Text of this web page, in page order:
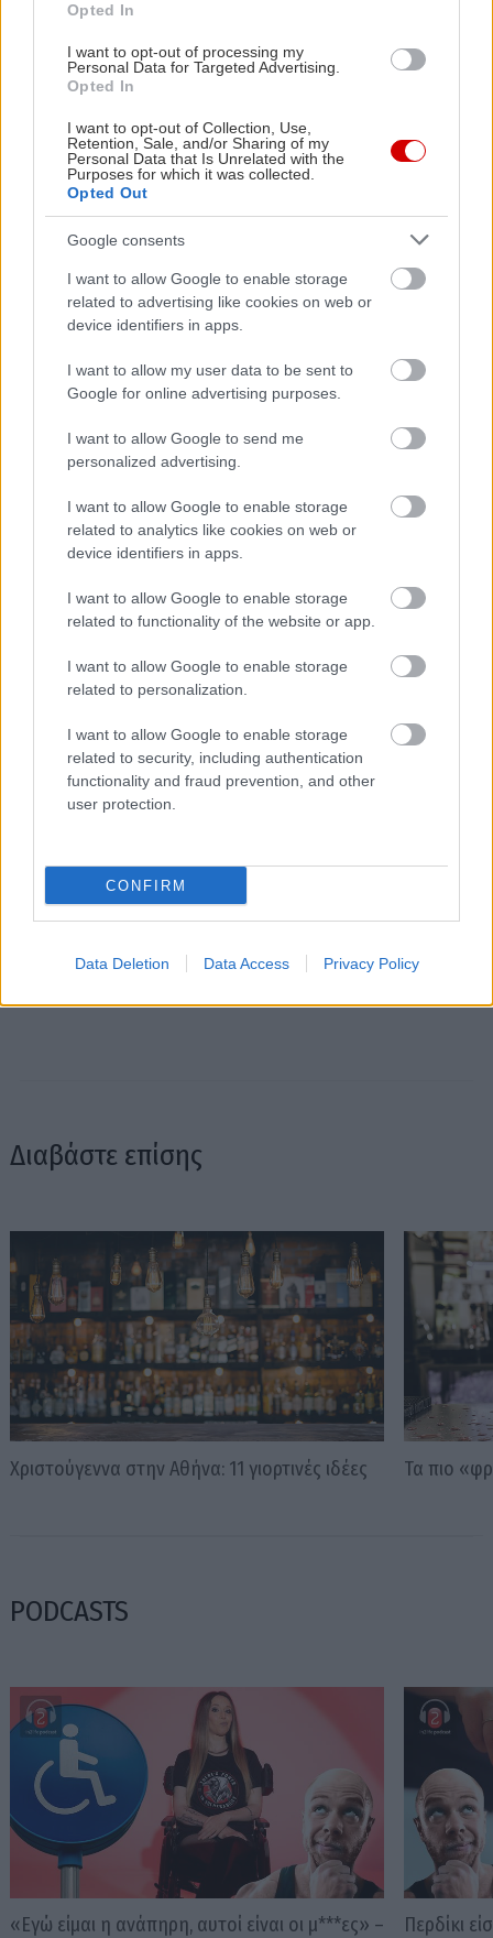
Opted In
I want to opt-out of processing my
Personal Data for Targeted Advertising.
Opted In
I want to opt-out of Collection, Use,
Retention, Sale, and/or Sharing of my
Personal Data that Is Unrelated with the
Purposes for which it was collected.
Opted Out
Google consents
I want to allow Google to enable storage
related to advertising like cookies on web or
device identifiers in apps.
I want to allow my user data to be sent to
Google for online advertising purposes.
I want to allow Google to send me
personalized advertising.
I want to allow Google to enable storage
related to analytics like cookies on web or
device identifiers in apps.
I want to allow Google to enable storage
related to functionality of the website or app.
I want to allow Google to enable storage
related to personalization.
I want to allow Google to enable storage
related to security, including authentication
functionality and fraud prevention, and other
user protection.
CONFIRM
Data Deletion Data Access Privacy Policy
ωραίες σύγχρονες ντούμπσι-ντουμπς μουσικές)
ενώ ταυτόχρονα οι μουσικές σκηνές έχουν την
τιμητική τους τις γιορτινές τούτες μέρες.
Διαβάστε επίσης
Χριστούγεννα στην Αθήνα: 11 γιορτινές ιδέες Τα πιο
PODCASTS
«Εγώ είμαι η ανάπηρη, αυτοί είναι οι μ***ες» – Περδίκι